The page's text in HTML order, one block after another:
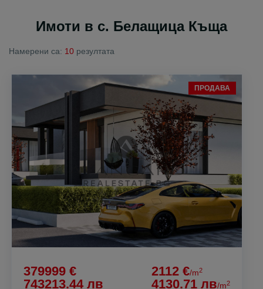
Имоти в с. Белащица Къща
Намерени са: 10 резултата
ПРОДАВА
379999 €
743213.44 лв
2112 €/m2
4130.71 лв/m2